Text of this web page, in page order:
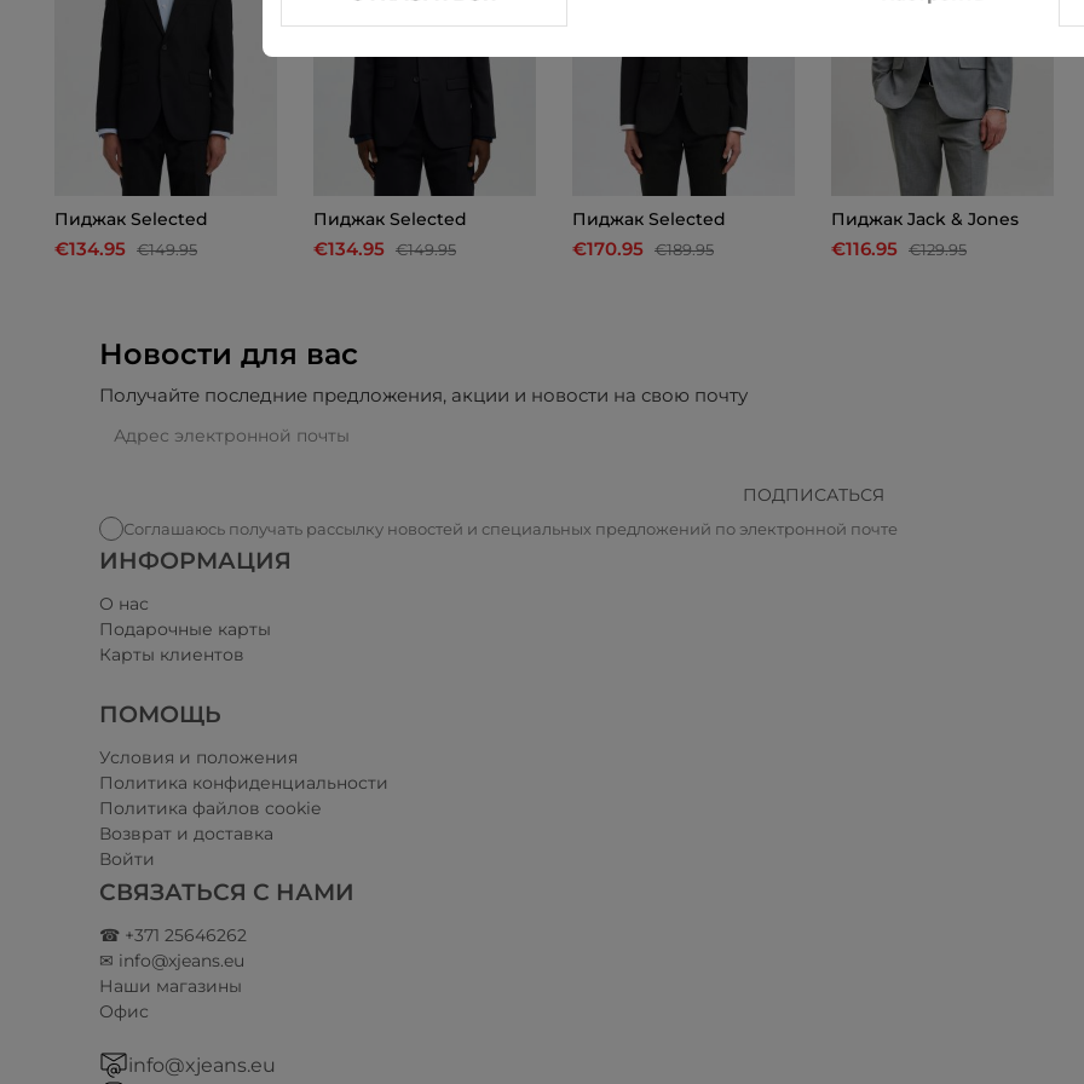
Пиджак Selected
€134.95 €149.95
Пиджак Selected
€134.95 €149.95
Пиджак Selected
€170.95 €189.95
Пиджак Jack & Jones
€116.95 €129.95
Новости для вас
Получайте последние предложения, акции и новости на свою почту
ПОДПИСАТЬСЯ
Соглашаюсь получать рассылку новостей и специальных предложений по электронной почте
ИНФОРМАЦИЯ
О нас
Подарочные карты
Карты клиентов
ПОМОЩЬ
Условия и положения​
Политика конфиденциальности
Политика файлов cookie
Возврат и доставка
Войти
СВЯЗАТЬСЯ С НАМИ
☎ +371 25646262
✉ info@xjeans.eu
Наши магазины
Офис
info@xjeans.eu